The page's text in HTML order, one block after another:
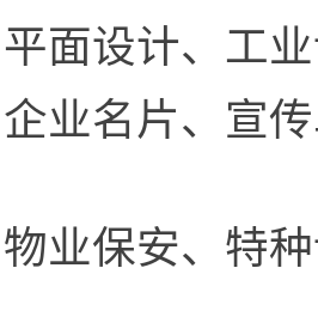
面设计、工
业名片、宣
业保安、特